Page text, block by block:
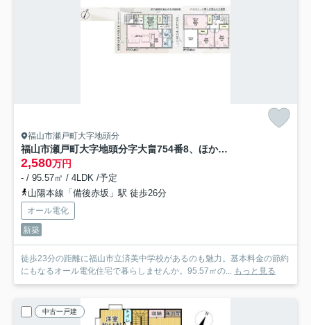
福山市瀬戸町大字地頭分
福山市瀬戸町大字地頭分字大畠754番8、ほか（地番）
2,580万円
- / 95.57㎡ / 4LDK /予定
山陽本線「備後赤坂」駅 徒歩26分
オール電化
新築
徒歩23分の距離に福山市立済美中学校があるのも魅力。基本料金の節約
にもなるオール電化住宅で暮らしませんか。95.57㎡の... もっと見る
中古一戸建